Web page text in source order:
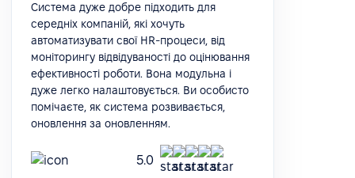
Система дуже добре підходить для
середніх компаній, які хочуть
автоматизувати свої HR-процеси, від
моніторингу відвідуваності до оцінювання
ефективності роботи. Вона модульна і
дуже легко налаштовується. Ви особисто
помічаєте, як система розвивається,
оновлення за оновленням.
5.0